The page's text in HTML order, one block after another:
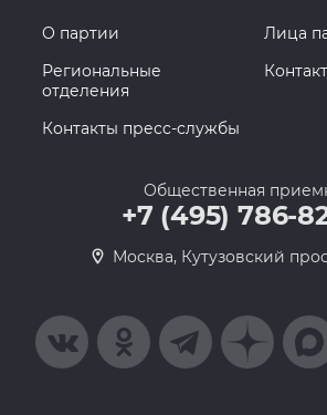
О партии
Лица
Региональные
отделения
Контакты пресс-службы
Общественная
+7 (495) 786-
Москва, Кутузовский